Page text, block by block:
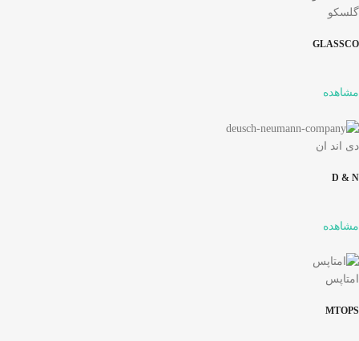
گلسکو
GLASSCO
مشاهده
دی اند ان
D & N
مشاهده
امتاپس
MTOPS